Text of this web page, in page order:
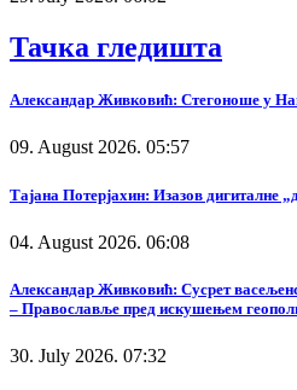
Тачка гледишта
Александар Живковић: Стегоноше у
09. August 2026. 05:57
Тајана Потерјахин: Изазов дигиталне
04. August 2026. 06:08
Александар Живковић: Сусрет
– Православље пред искушењем
30. July 2026. 07:32